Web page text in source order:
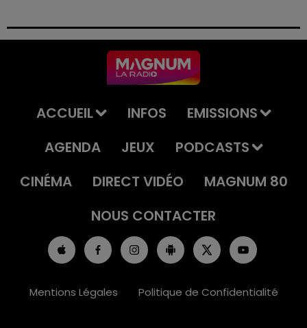
permis et la confiscation de son véhicule.
ACCUEIL INFOS
EMISSIONS
AGENDA
JEUX
PODCASTS
CINÉMA
DIRECT VIDÉO
MAGNUM 80
NOUS CONTACTER
Mentions Légales Politique de Confidentialité